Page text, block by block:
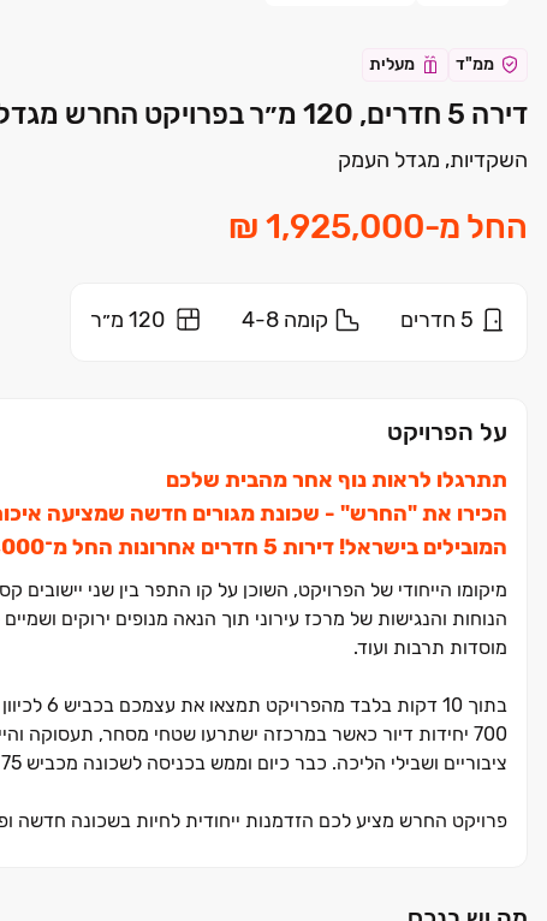
ממ"ד מעלית
דירה 5 חדרים, 120 מ״ר בפרויקט החרש מגדל העמק | גשם החזקות
השקדיות, מגדל העמק
החל מ-
5 חדרים קומה 4-8 120 מ״ר
על הפרויקט
תתרגלו לראות נוף אחר מהבית שלכם
הכירו את "החרש" ‏- שכונת מגורים חדשה שמציעה
המובילים בישראל! דירות ‏5 חדרים אחרונות החל מ־‏1,925,000 ‏₪ וגם הטבת מימון בלעדית 15/85!
מיקומו הייחודי של הפרויקט, השוכן על קו התפר בין שני
הנוחות והנגישות של מרכז עירוני תוך הנאה מנופים ירוקים
מוסדות תרבות ועוד.
בתוך ‏10 דקות בלבד מהפרויקט תמצאו את עצמכם בכביש ‏6 לכיוון המרכז ותוך ‏20 דקות תגיעו לחיפה ולקריות. בסיום הבניה תכלול השכונה ‏4.‏
700 יחידות דיור כאשר במרכזה ישתרעו שטחי מסחר,
ציבוריים ושבילי הליכה. כבר כיום וממש בכניסה לשכונה מכביש ‏75 תמצאו מרכז קניות חדיש ומודרני של "ביג" שנפתח ממש בימים אלו.
פרויקט החרש מציע לכם הזדמנות ייחודית לחיות בשכונה חדשה